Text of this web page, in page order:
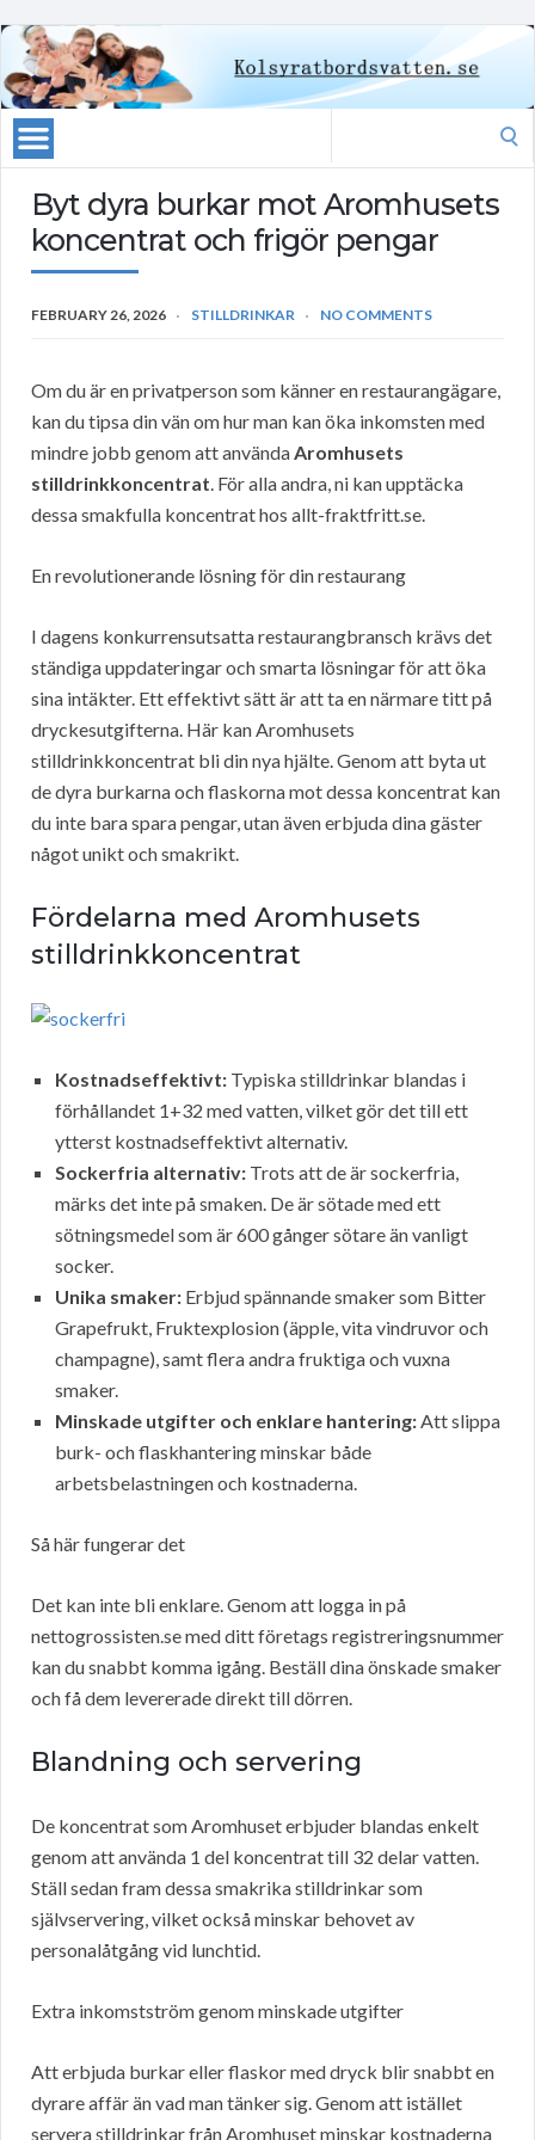
Byt dyra burkar mot Aromhusets
koncentrat och frigör pengar
FEBRUARY 26, 2026 STILLDRINKAR NO COMMENTS
Om du är en privatperson som känner en restaurangägare,
kan du tipsa din vän om hur man kan öka inkomsten med
mindre jobb genom att användaAromhusets
stilldrinkkoncentrat. För alla andra, ni kan upptäcka
dessa smakfulla koncentrat hos allt-fraktfritt.se.
En revolutionerande lösning för din restaurang
I dagens konkurrensutsatta restaurangbransch krävs det
ständiga uppdateringar och smarta lösningar för att öka
sina intäkter. Ett effektivt sätt är att ta en närmare titt på
dryckesutgifterna. Här kan Aromhusets
stilldrinkkoncentrat bli din nya hjälte. Genom att byta ut
de dyra burkarna och flaskorna mot dessa koncentrat kan
du inte bara spara pengar, utan även erbjuda dina gäster
något unikt och smakrikt.
Fördelarna med Aromhusets
stilldrinkkoncentrat
Kostnadseffektivt: Typiska stilldrinkar blandas i
förhållandet 1+32 med vatten, vilket gör det till ett
ytterst kostnadseffektivt alternativ.
Sockerfria alternativ: Trots att de är sockerfria,
märks det inte på smaken. De är sötade med ett
sötningsmedel som är 600 gånger sötare än vanligt
socker.
Unika smaker: Erbjud spännande smaker som Bitter
Grapefrukt, Fruktexplosion (äpple, vita vindruvor och
champagne), samt flera andra fruktiga och vuxna
smaker.
Minskade utgifter och enklare hantering:Att slippa
burk- och flaskhantering minskar både
arbetsbelastningen och kostnaderna.
Så här fungerar det
Det kan inte bli enklare. Genom att logga in på
nettogrossisten.se med ditt företags registreringsnummer
kan du snabbt komma igång. Beställ dina önskade smaker
och få dem levererade direkt till dörren.
Blandning och servering
De koncentrat som Aromhuset erbjuder blandas enkelt
genom att använda 1 del koncentrat till 32 delar vatten.
Ställ sedan fram dessa smakrika stilldrinkar som
självservering, vilket också minskar behovet av
personalåtgång vid lunchtid.
Extra inkomstström genom minskade utgifter
Att erbjuda burkar eller flaskor med dryck blir snabbt en
dyrare affär än vad man tänker sig. Genom att istället
servera stilldrinkar från Aromhuset minskar kostnaderna